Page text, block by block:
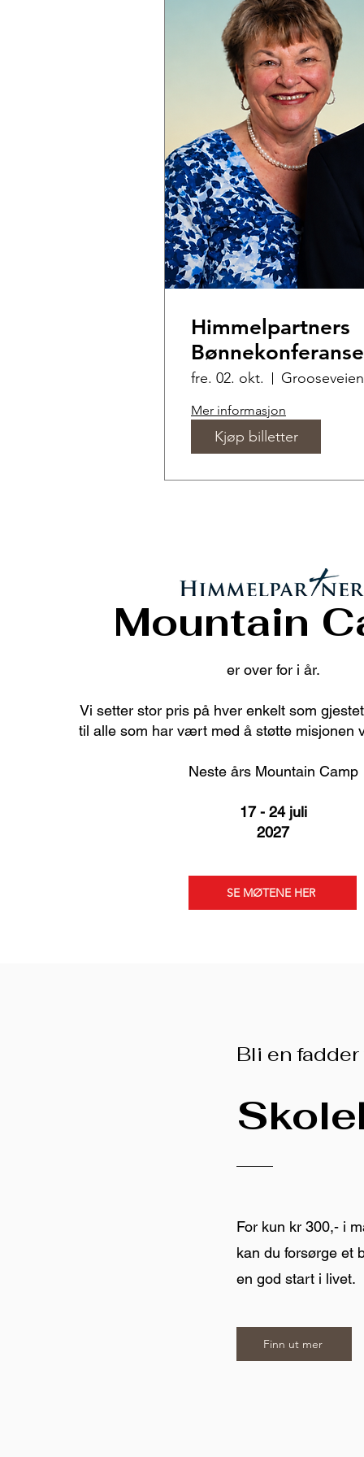
Himmelpartners
Bønnekonferanse
fre. 02. okt.
Mer informasjon
Kjøp billetter
er over for i år.
Vi setter stor pris på hver enkelt som
til alle som har vært med å støtte misjonen
Neste års Mountain Camp
17 - 24 juli
2027
Mountain
SE MØTENE HER
Bli en
For kun kr 300,- i
kan du forsørge et
en god start i livet.
Finn ut mer